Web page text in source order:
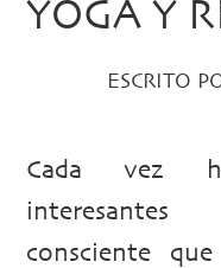
YOGA Y
ESCRITO
Cada vez
consciente